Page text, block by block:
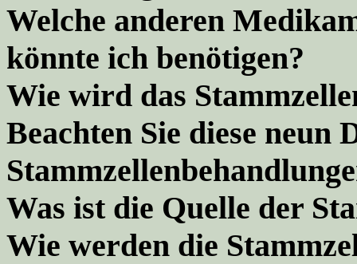
Welche anderen
könnte ich benötigen?
Wie wird das
Beachten Sie diese neun
Was ist die Quelle der
Wie werden die